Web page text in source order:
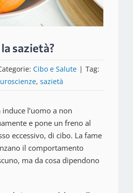
sazietà?
Cibo e Salute | Tag:
, sazietà
l’uomo a non
e pone un freno al
eccessivo, di cibo. La fame
il comportamento
ma da cosa dipendono